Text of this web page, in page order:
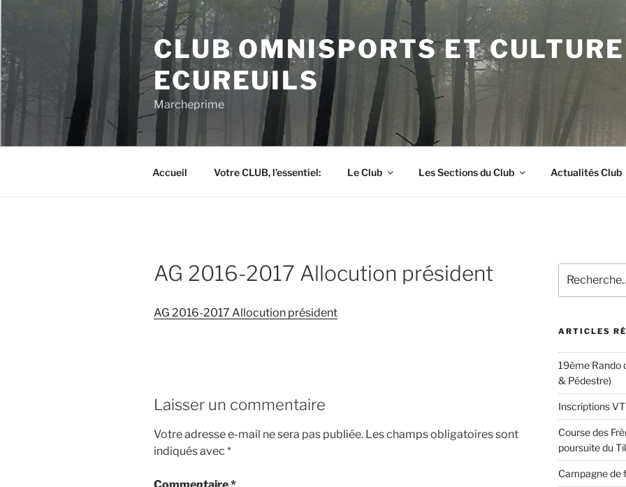
principal
CLUB OMNISPORTS ET
ECUREUILS
Marcheprime
Accueil Votre CLUB, l’essentiel: Le Club Les Sections du Club Actualités Club
AG 2016-2017 Allocution président
AG 2016-2017 Allocution président
Laisser un commentaire
Votre adresse e-mail ne sera pas publiée. Les champs obligatoires sont
indiqués avec *
pour
:
ARTICLES
19ème Rando
& Pédestre)
Inscriptions
Course des
poursuite du
Campagne de